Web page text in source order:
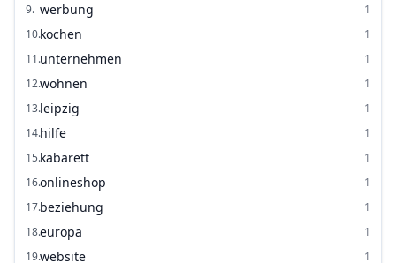
9. werbung
1
10.kochen
1
11.unternehmen
1
12.wohnen
1
13.leipzig
1
14.hilfe
1
15.kabarett
1
16.onlineshop
1
17.beziehung
1
18.europa
1
19.website
1